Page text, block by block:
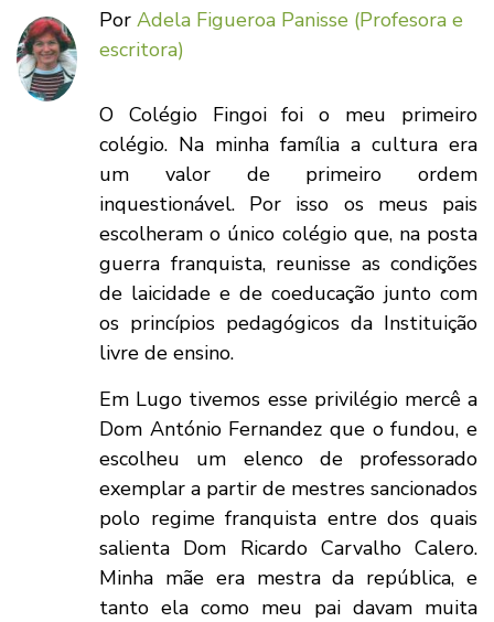
Por Adela Figueroa Panisse (Profesora e
escritora)
O Colégio Fingoi foi o meu primeiro
colégio. Na minha família a cultura era
um valor de primeiro ordem
inquestionável. Por isso os meus pais
escolheram o único colégio que, na posta
guerra franquista, reunisse as condições
de laicidade e de coeducação junto com
os princípios pedagógicos da Instituição
livre de ensino.
Em Lugo tivemos esse privilégio mercê a
Dom António Fernandez que o fundou, e
escolheu um elenco de professorado
exemplar a partir de mestres sancionados
polo regime franquista entre dos quais
salienta Dom Ricardo Carvalho Calero.
Minha mãe era mestra da república, e
tanto ela como meu pai davam muita